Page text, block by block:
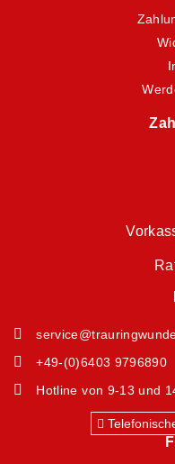
+49-(0)6403 9796890
Hotline von 9-13 und